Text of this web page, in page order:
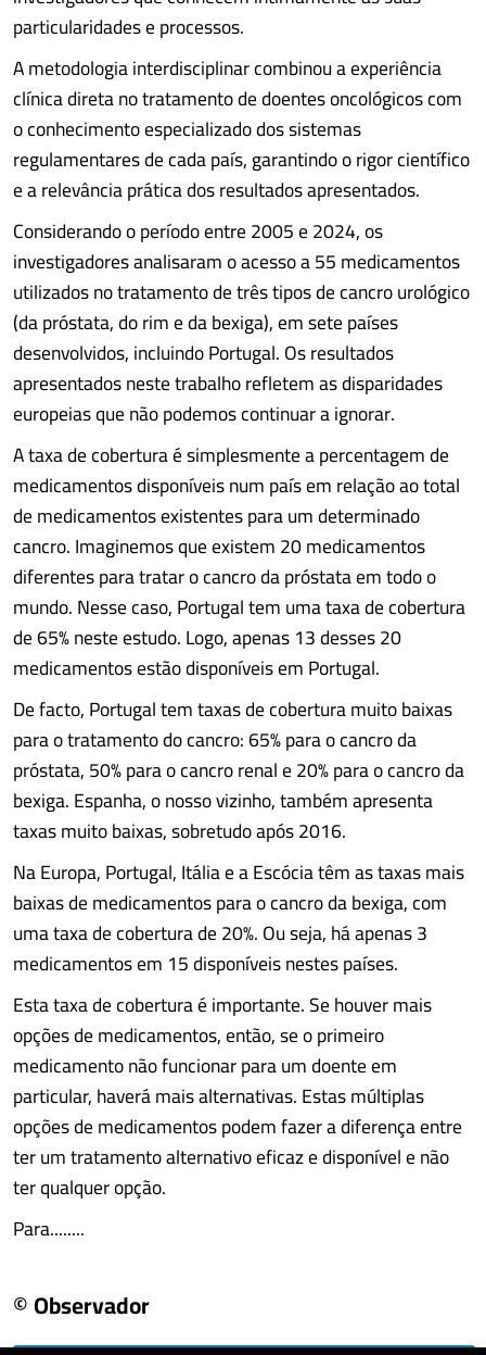
particularidades e processos.
A metodologia interdisciplinar combinou a experiência
clínica direta no tratamento de doentes oncológicos com
o conhecimento especializado dos sistemas
regulamentares de cada país, garantindo o rigor científico
e a relevância prática dos resultados apresentados.
Considerando o período entre 2005 e 2024, os
investigadores analisaram o acesso a 55 medicamentos
utilizados no tratamento de três tipos de cancro urológico
(da próstata, do rim e da bexiga), em sete países
desenvolvidos, incluindo Portugal. Os resultados
apresentados neste trabalho refletem as disparidades
europeias que não podemos continuar a ignorar.
A taxa de cobertura é simplesmente a percentagem de
medicamentos disponíveis num país em relação ao total
de medicamentos existentes para um determinado
cancro. Imaginemos que existem 20 medicamentos
diferentes para tratar o cancro da próstata em todo o
mundo. Nesse caso, Portugal tem uma taxa de cobertura
de 65% neste estudo. Logo, apenas 13 desses 20
medicamentos estão disponíveis em Portugal.
De facto, Portugal tem taxas de cobertura muito baixas
para o tratamento do cancro: 65% para o cancro da
próstata, 50% para o cancro renal e 20% para o cancro da
bexiga. Espanha, o nosso vizinho, também apresenta
taxas muito baixas, sobretudo após 2016.
Na Europa, Portugal, Itália e a Escócia têm as taxas mais
baixas de medicamentos para o cancro da bexiga, com
uma taxa de cobertura de 20%. Ou seja, há apenas 3
medicamentos em 15 disponíveis nestes países.
Esta taxa de cobertura é importante. Se houver mais
opções de medicamentos, então, se o primeiro
medicamento não funcionar para um doente em
particular, haverá mais alternativas. Estas múltiplas
opções de medicamentos podem fazer a diferença entre
ter um tratamento alternativo eficaz e disponível e não
ter qualquer opção.
Para........
© Observador